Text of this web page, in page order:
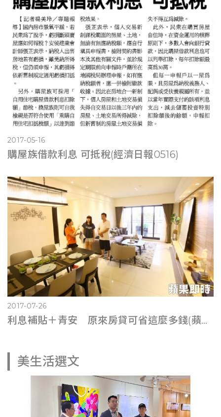
2017-05-16
購屋族借款利息 可抵稅(經濟日報0516)
2017-07-26
利息補貼＋青安 原來房貸可省這麼多錢(蘋果即時0725)
美生活選文